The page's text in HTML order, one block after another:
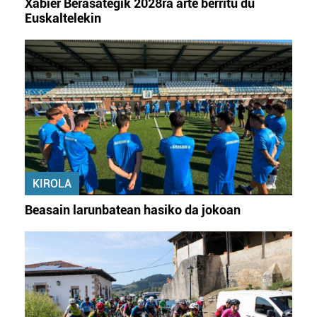
Euskaltelekin
KIROLA
Beasain larunbatean hasiko da jokoan